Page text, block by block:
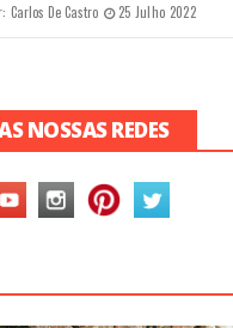
Carlos De Castro 25 Julho 2022
NOSSAS REDES